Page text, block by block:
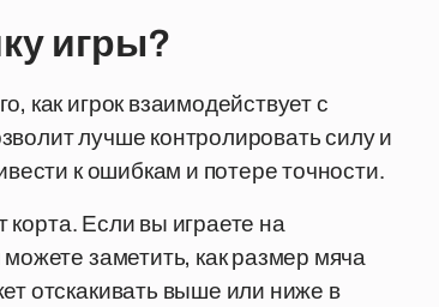
игры?
как игрок взаимодействует с
лучше контролировать силу и
к ошибкам и потере точности.
корта. Если вы играете на
заметить, как размер мяча
отскакивать выше или ниже в